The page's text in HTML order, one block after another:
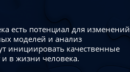
есть потенциал для изменений
моделей и анализ
инициировать качественные
в жизни человека.